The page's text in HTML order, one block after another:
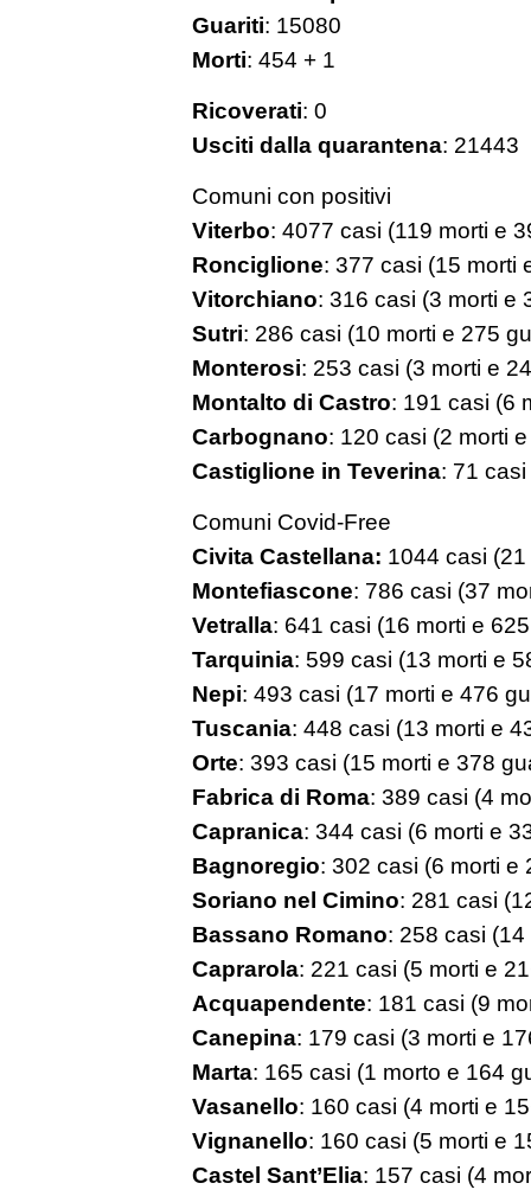
Guariti: 15080
Morti: 454 + 1
Ricoverati: 0
Usciti dalla quarantena: 21443
Comuni con positivi
Viterbo: 4077 casi (119 morti e
Ronciglione: 377 casi (15 morti
Vitorchiano: 316 casi (3 morti e
Sutri: 286 casi (10 morti e 275
Monterosi: 253 casi (3 morti e
Montalto di Castro: 191 casi (6
Carbognano: 120 casi (2 morti
Castiglione in Teverina: 71
Comuni Covid-Free
Civita Castellana: 1044 casi
Montefiascone: 786 casi (37
Vetralla: 641 casi (16 morti e
Tarquinia: 599 casi (13 morti e
Nepi: 493 casi (17 morti e 476
Tuscania: 448 casi (13 morti e
Orte: 393 casi (15 morti e 378
Fabrica di Roma: 389 casi (4
Capranica: 344 casi (6 morti e
Bagnoregio: 302 casi (6 morti e
Soriano nel Cimino: 281 casi
Bassano Romano: 258 casi
Caprarola: 221 casi (5 morti e
Acquapendente: 181 casi (9
Canepina: 179 casi (3 morti e
Marta: 165 casi (1 morto e 164
Vasanello: 160 casi (4 morti e
Vignanello: 160 casi (5 morti e
Castel Sant’Elia: 157 casi (4